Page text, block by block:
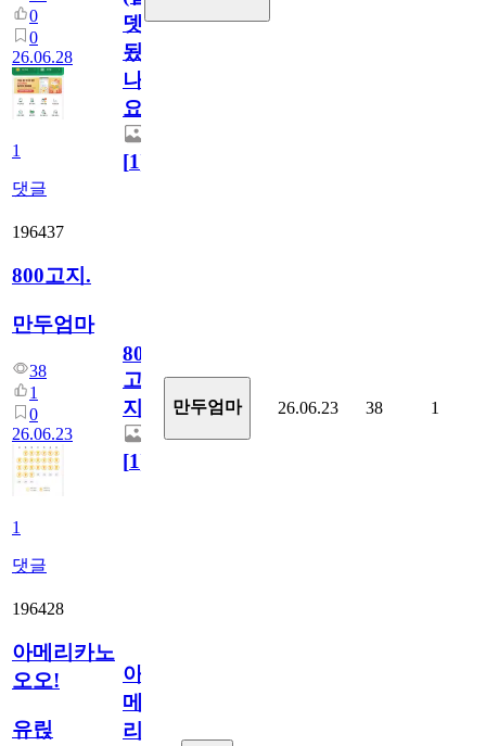
0
0
26.06.28
1
댓글
뎃
됬
나
요)
[1]
196437
800고지.
만두엄마
38
1
0
26.06.23
1
댓글
800
고
지.
[1]
만두엄마 26.06.23 38 1
196428
아메리카노
오오!
유릱
아
메
리